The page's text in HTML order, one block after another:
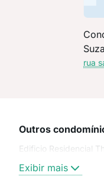
rua
Outros
Edificio Residencial
Exibir mais